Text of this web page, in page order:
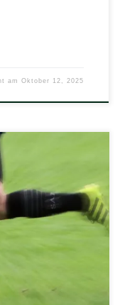
amOktober 12, 2025
jugendlichen
die H/N/U-
drei Senioren-
mal auf den
mit
[…]